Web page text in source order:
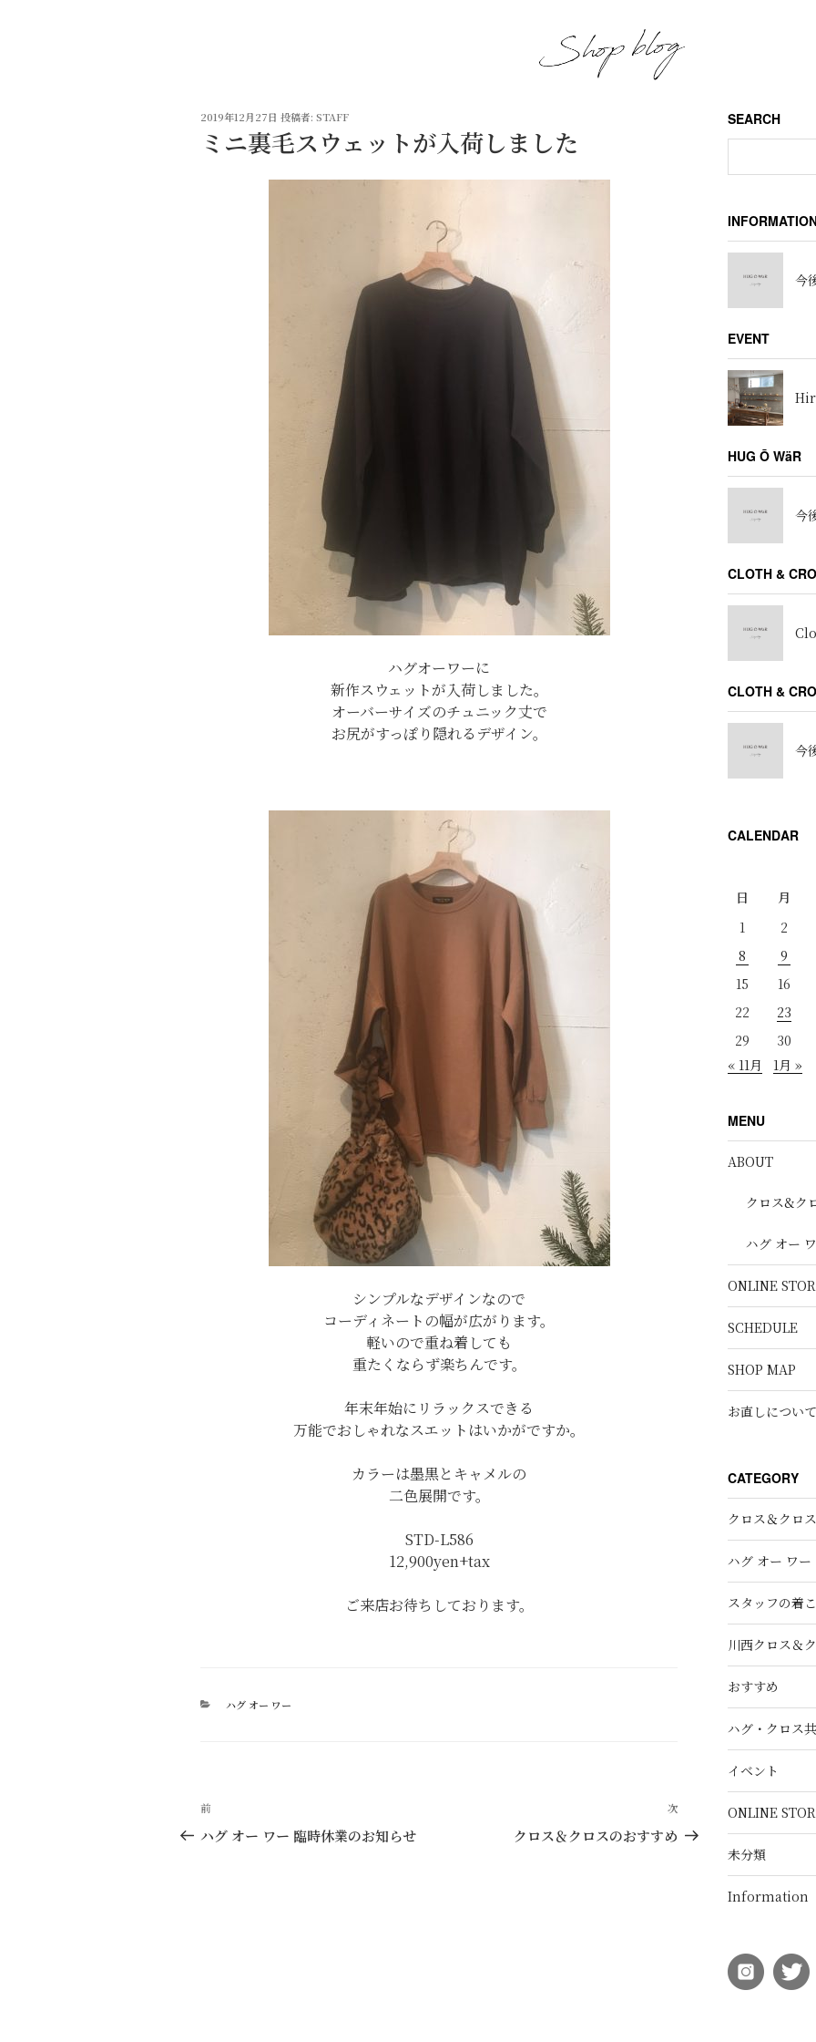
投
日:
2019年12月27日 投稿者: STAFF
ミニ裏毛スウェットが入荷しました
ハグオーワーに
新作スウェットが入荷しました。
オーバーサイズのチュニック丈で
お尻がすっぽり隠れるデザイン。
シンプルなデザインなので
コーディネートの幅が広がります。
軽いので重ね着しても
重たくならず楽ちんです。
年末年始にリラックスできる
万能でおしゃれなスエットはいかがですか。
カラーは墨黒とキャメルの
二色展開です。
STD-L586
12,900yen+tax
ご来店お待ちしております。
カ
ハグ オー ワー
投
稿
過
去
前
ハグ オー ワー 臨時休業のお知らせ
次
の
次
クロス＆クロスのおすすめ
SEARCH
今
EVENT
HUG Ō WäR
今
CLOTH &
CLOTH &
今
CALENDAR
日
月
1
2
8
9
15
16
22
23
29
30
« 11月
1月 »
MENU
ABOUT
クロス&ク
ハグ オー
ONLINE
SCHEDULE
SHOP MAP
お直しについて
CATEGORY
クロス＆クロス
ハグ オー ワー
スタッフの着
川西クロス＆
おすすめ
ハグ・クロス
イベント
ONLINE
未分類
Information